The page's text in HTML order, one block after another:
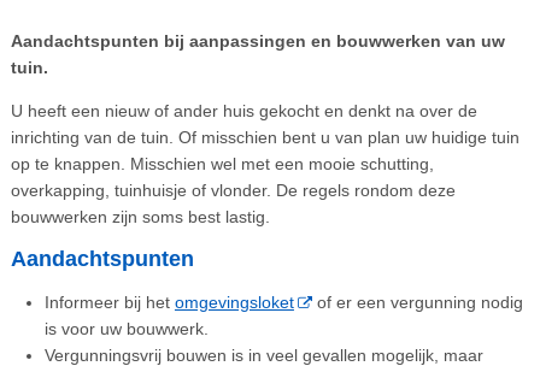
Aandachtspunten bij aanpassingen en bouwwerken van uw
tuin.
U heeft een nieuw of ander huis gekocht en denkt na over de
inrichting van de tuin. Of misschien bent u van plan uw huidige tuin
op te knappen. Misschien wel met een mooie schutting,
overkapping, tuinhuisje of vlonder. De regels rondom deze
bouwwerken zijn soms best lastig.
Aandachtspunten
Informeer bij het omgevingsloket
of er een vergunning nodig
is voor uw bouwwerk.
Vergunningsvrij bouwen is in veel gevallen mogelijk, maar